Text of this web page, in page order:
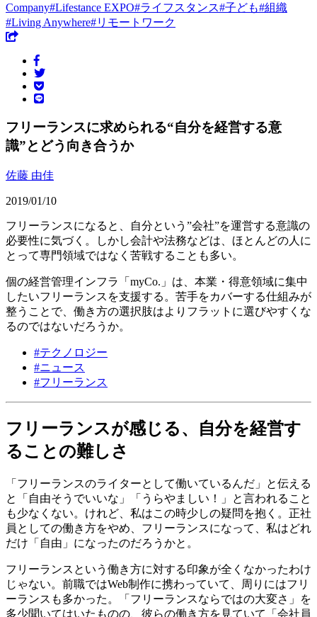
Company#Lifestance EXPO#ライフスタンス#子ども#組織
#Living Anywhere#リモートワーク
フリーランスに求められる“自分を経営する意
識”とどう向き合うか
佐藤 由佳
2019/01/10
フリーランスになると、自分という”会社”を運営する意識の
必要性に気づく。しかし会計や法務などは、ほとんどの人に
とって専門領域ではなく苦戦することも多い。
個の経営管理インフラ「myCo.」は、本業・得意領域に集中
したいフリーランスを支援する。苦手をカバーする仕組みが
整うことで、働き方の選択肢はよりフラットに選びやすくな
るのではないだろうか。
#テクノロジー
#ニュース
#フリーランス
フリーランスが感じる、自分を経営す
ることの難しさ
「フリーランスのライターとして働いているんだ」と伝える
と「自由そうでいいな」「うらやましい！」と言われること
も少なくない。けれど、私はこの時少しの疑問を抱く。正社
員としての働き方をやめ、フリーランスになって、私はどれ
だけ「自由」になったのだろうかと。
フリーランスという働き方に対する印象が全くなかったわけ
じゃない。前職ではWeb制作に携わっていて、周りにはフリ
ーランスも多かった。「フリーランスならではの大変さ」を
多少聞いてはいたものの、彼らの働き方を見ていて「会社員